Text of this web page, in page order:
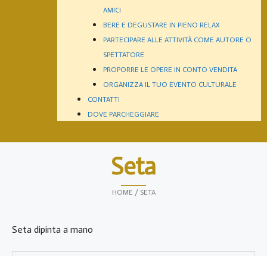
AMICI
BERE E DEGUSTARE IN PIENO RELAX
PARTECIPARE ALLE ATTIVITÀ COME AUTORE O
SPETTATORE
PROPORRE LE OPERE IN CONTO VENDITA
ORGANIZZA IL TUO EVENTO CULTURALE
CONTATTI
DOVE PARCHEGGIARE
Seta
HOME / SETA
Seta dipinta a mano